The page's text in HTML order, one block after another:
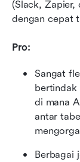
(Slack, Zapier,
dengan cepat
Pro:
Sangat
bertindak
di mana
antar
Berbagai